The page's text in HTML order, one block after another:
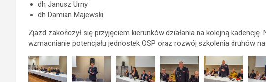
dh Janusz Urny
dh Damian Majewski
Zjazd zakończył się przyjęciem kierunków działania na kolejną kadencję.
wzmacnianie potencjału jednostek OSP oraz rozwój szkolenia druhów